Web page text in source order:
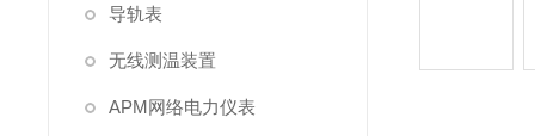
导轨表
无线测温装置
APM网络电力仪表